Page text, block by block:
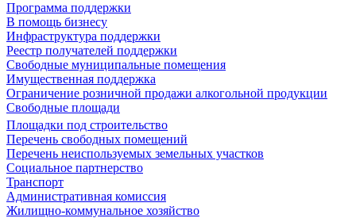
Программа поддержки
В помощь бизнесу
Инфраструктура поддержки
Реестр получателей поддержки
Свободные муниципальные помещения
Имущественная поддержка
Ограничение розничной продажи алкогольной продукции
Свободные площади
Площадки под строительство
Перечень свободных помещений
Перечень неиспользуемых земельных участков
Социальное партнерство
Транспорт
Административная комиссия
Жилищно-коммунальное хозяйство